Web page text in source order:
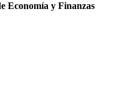
Economía y Finanzas